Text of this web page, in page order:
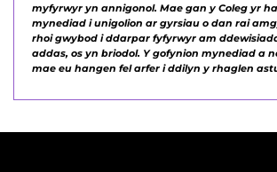
myfyrwyr yn annigonol. Mae gan y Coleg yr
mynediad i unigolion ar gyrsiau o dan rai
rhoi gwybod i ddarpar fyfyrwyr am
addas, os yn briodol. Y gofynion mynediad a
mae eu hangen fel arfer i ddilyn y rhaglen